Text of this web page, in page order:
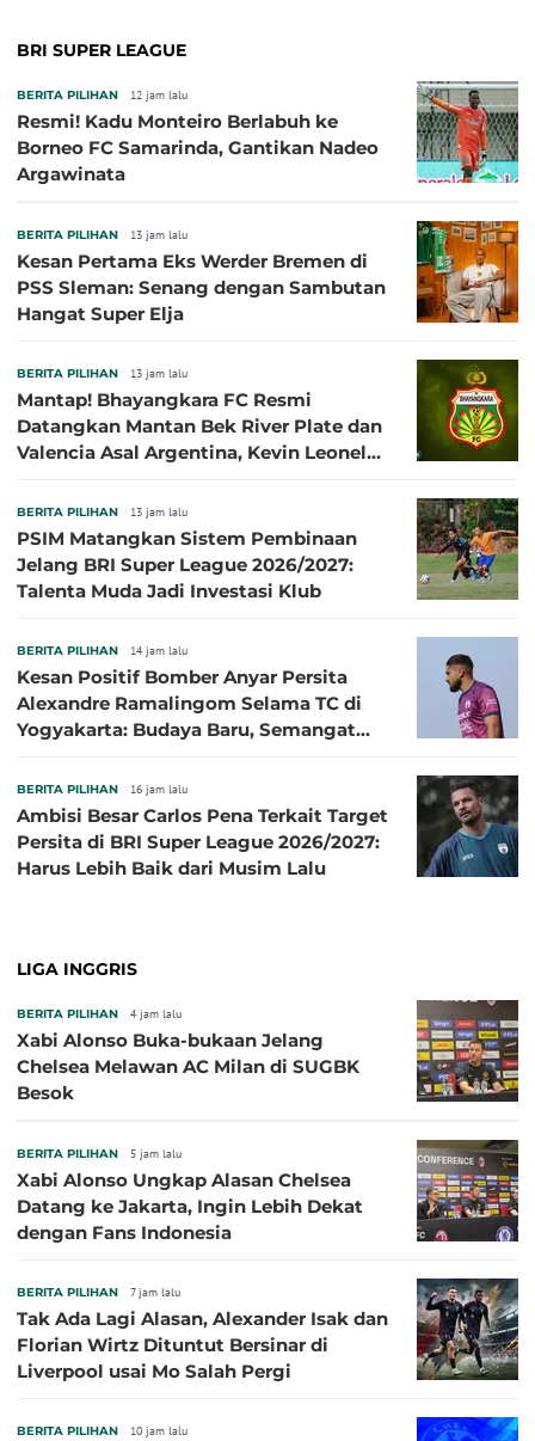
BRI SUPER LEAGUE
BERITA PILIHAN 12 jam lalu
Resmi! Kadu Monteiro Berlabuh ke
Borneo FC Samarinda, Gantikan Nadeo
Argawinata
BERITA PILIHAN 13 jam lalu
Kesan Pertama Eks Werder Bremen di
PSS Sleman: Senang dengan Sambutan
Hangat Super Elja
BERITA PILIHAN 13 jam lalu
Mantap! Bhayangkara FC Resmi
Datangkan Mantan Bek River Plate dan
Valencia Asal Argentina, Kevin Leonel
BERITA PILIHAN 13 jam lalu
PSIM Matangkan Sistem Pembinaan
Jelang BRI Super League 2026/2027:
Talenta Muda Jadi Investasi Klub
BERITA PILIHAN 14 jam lalu
Kesan Positif Bomber Anyar Persita
Alexandre Ramalingom Selama TC di
Yogyakarta: Budaya Baru, Semangat
BERITA PILIHAN 16 jam lalu
Ambisi Besar Carlos Pena Terkait Target
Persita di BRI Super League 2026/2027:
Harus Lebih Baik dari Musim Lalu
LIGA INGGRIS
BERITA PILIHAN 4 jam lalu
Xabi Alonso Buka-bukaan Jelang
Chelsea Melawan AC Milan di SUGBK
Besok
BERITA PILIHAN 5 jam lalu
Xabi Alonso Ungkap Alasan Chelsea
Datang ke Jakarta, Ingin Lebih Dekat
dengan Fans Indonesia
BERITA PILIHAN 7 jam lalu
Tak Ada Lagi Alasan, Alexander Isak dan
Florian Wirtz Dituntut Bersinar di
Liverpool usai Mo Salah Pergi
BERITA PILIHAN 10 jam lalu